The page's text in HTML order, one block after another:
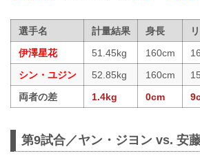
選手名 計量結果 身長
伊澤星花
51.45kg 160cm
シン・ユジン
52.85kg 160cm
両者の差
1.4kg 0cm
第9試合／ヤン・ジヨン vs. 安